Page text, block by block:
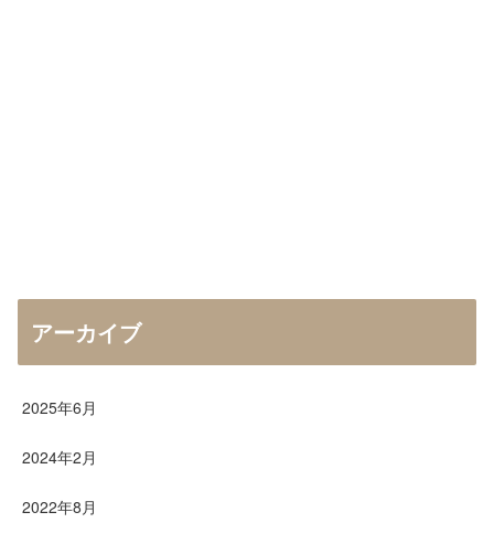
アーカイブ
2025年6月
2024年2月
2022年8月